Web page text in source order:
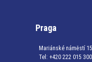
Praga
Mariánské náměstí
Tel: +420 222 015 300